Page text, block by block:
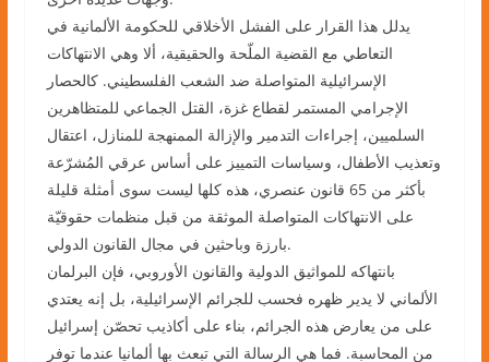
يدلل هذا القرار على الفشل الأخلاقي للحكومة الألمانية في
التعاطي مع القضية الملّحة والحقيقية، ألا وهي الانتهاكات
الإسرائيلية المتواصلة ضد الشعب الفلسطيني. كالحصار
الإجرامي المستمر لقطاع غزة، القتل الجماعي للمتظاهرين
السلميين، إجراءات التدمير والإزالة الممنهجة للمنازل، اعتقال
وتعذيب الأطفال، وسياسات التمييز على أساس عرقي المُشرّعة
بأكثر من 65 قانون عنصري، هذه كلها ليست سوى أمثلة قليلة
على الانتهاكات المتواصلة الموثقة من قبل منظمات حقوقيّة
بارزة وباحثين في مجال القانون الدولي.
بانتهاكه للمواثيق الدولية والقانون الأوروبي، فإن البرلمان
الألماني لا يدير ظهره فحسب للجرائم الإسرائيلية، بل إنه يعتدي
على من يعارض هذه الجرائم، بناء على أكاذيب تحصّن إسرائيل
من المحاسبة. فما هي الرسالة التي تبعث بها ألمانيا عندما توفر